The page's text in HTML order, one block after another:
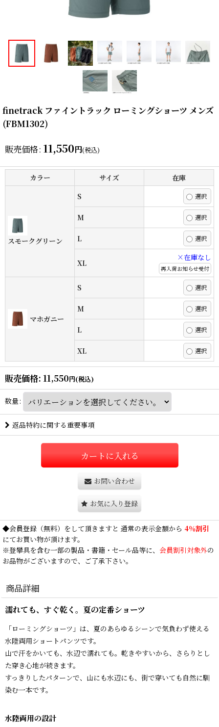
finetrack ファイントラック ローミングショーツ メンズ
(FBM1302)
販売価格: 11,550円(税込)
カラー サイズ 在庫
スモークグリーン
S
M
L
XL
×在庫なし
再入荷お知らせ受付
マホガニー
S
M
L
XL
販売価格: 11,550円(税込)
数量:
返品特約に関する重要事項
カートに入れる
お問い合わせ
お気に入り登録
◆会員登録 （無料）をして頂きますと 通常の表示金額から 4％割引
にてお買い物が頂けます。
※登攀具を含む一部の製品・書籍・セール品等に、 会員割引対象外の
お品物がございますので、ご了承下さい。
商品詳細
濡れても、すぐ乾く。夏の定番ショーツ
「ローミングショーツ」は、夏のあらゆるシーンで気負わず使える
水陸両用ショートパンツです。
山で汗をかいても、水辺で濡れても。乾きやすいから、さらりとし
た穿き心地が続きます。
すっきりしたパターンで、山にも水辺にも、街で穿いても自然に馴
染む一本です。
水陸両用の設計